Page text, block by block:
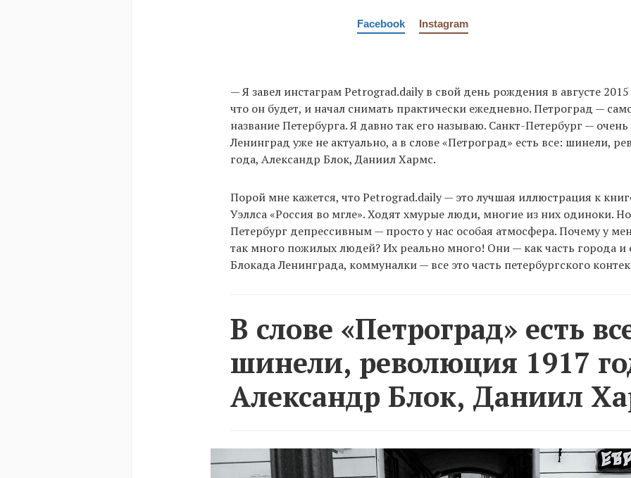
Facebook Instagram
— Я завел инстаграм Petrograd.daily в свой день рождения в августе
что он будет, и начал снимать практически ежедневно. Петроград —
название Петербурга. Я давно так его называю. Санкт-Петербург —
Ленинград уже не актуально, а в слове «Петроград» есть все: шинели,
года, Александр Блок, Даниил Хармс.
Порой мне кажется, что Petrograd.daily — это лучшая иллюстрация к
Уэллса «Россия во мгле». Ходят хмурые люди, многие из них одиноки.
Петербург депрессивным — просто у нас особая атмосфера. Почему у
так много пожилых людей? Их реально много! Они — как часть города и
Блокада Ленинграда, коммуналки — все это часть петербургского
В слове «Петроград» есть
шинели, революция 1917
Александр Блок, Даниил